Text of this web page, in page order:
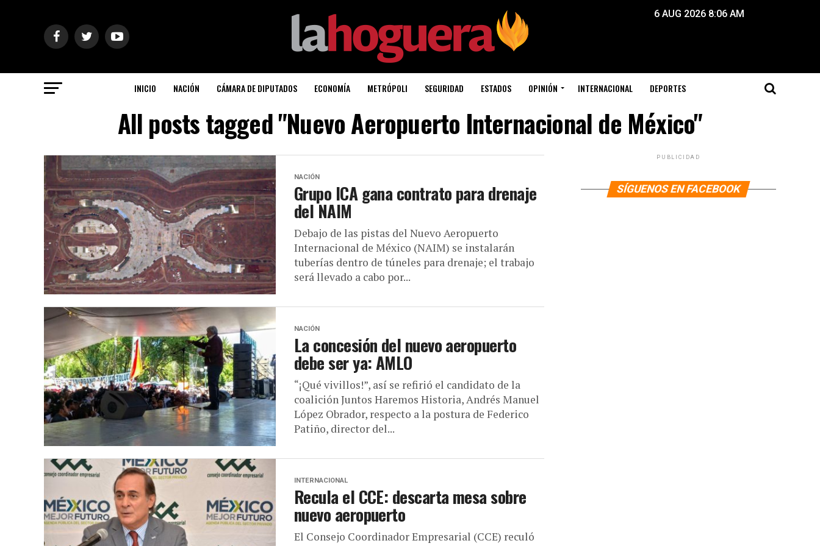
6 AUG 2026 8:06 AM
INICIO NACIÓN CÁMARA DE DIPUTADOS ECONOMÍA METRÓPOLI SEGURIDAD ESTADOS OPINIÓN INTERNACIONAL DEPORTES
All posts tagged "Nuevo Aeropuerto Internacional de México"
NACIÓN
Grupo ICA gana contrato para drenaje
del NAIM
Debajo de las pistas del Nuevo Aeropuerto
Internacional de México (NAIM) se instalarán
tuberías dentro de túneles para drenaje; el trabajo
será llevado a cabo por...
NACIÓN
La concesión del nuevo aeropuerto
debe ser ya: AMLO
“¡Qué vivillos!”, así se refirió el candidato de la
coalición Juntos Haremos Historia, Andrés Manuel
López Obrador, respecto a la postura de Federico
Patiño, director del...
INTERNACIONAL
Recula el CCE: descarta mesa sobre
nuevo aeropuerto
El Consejo Coordinador Empresarial (CCE) reculó
PUBLICIDAD
SÍGUENOS EN FACEBOOK